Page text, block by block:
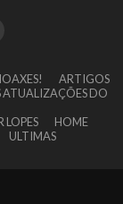
ARTIGOS
ATUALIZAÇÕES DO
LOPES
HOME
ULTIMAS